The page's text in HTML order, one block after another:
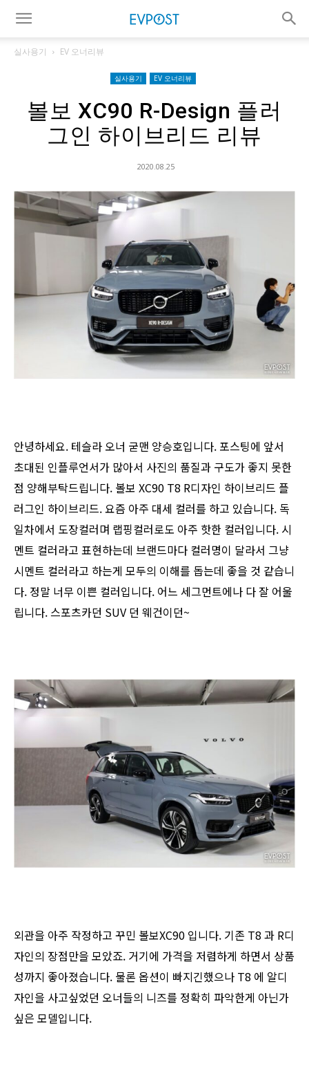
실사용기 EV 오너리뷰
실사용기 EV 오너리뷰
볼보 XC90 R-Design 플러
그인 하이브리드 리뷰
2020.08.25
안녕하세요. 테슬라 오너 굳맨 양승호입니다. 포스팅에 앞서
초대된 인플루언서가 많아서 사진의 품질과 구도가 좋지 못한
점 양해부탁드립니다. 볼보 XC90 T8 R디자인 하이브리드 플
러그인 하이브리드. 요즘 아주 대세 컬러를 하고 있습니다. 독
일차에서 도장컬러며 랩핑컬러로도 아주 핫한 컬러입니다. 시
멘트 컬러라고 표현하는데 브랜드마다 컬러명이 달라서 그냥
시멘트 컬러라고 하는게 모두의 이해를 돕는데 좋을 것 같습니
다. 정말 너무 이쁜 컬러입니다. 어느 세그먼트에나 다 잘 어울
립니다. 스포츠카던 SUV 던 웨건이던~​
외관을 아주 작정하고 꾸민 볼보XC90 입니다. 기존 T8 과 R디
자인의 장점만을 모았죠. 거기에 가격을 저렴하게 하면서 상품
성까지 좋아졌습니다. 물론 옵션이 빠지긴했으나 T8 에 알디
자인을 사고싶었던 오너들의 니즈를 정확히 파악한게 아닌가
싶은 모델입니다.